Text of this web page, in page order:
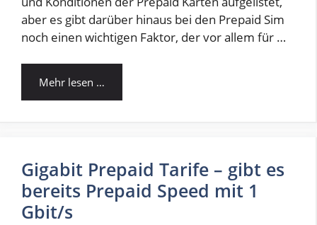
aber es gibt darüber hinaus bei den Prepaid Sim
noch einen wichtigen Faktor, der vor allem für …
Mehr lesen …
Gigabit Prepaid Tarife – gibt es
bereits Prepaid Speed mit 1
Gbit/s